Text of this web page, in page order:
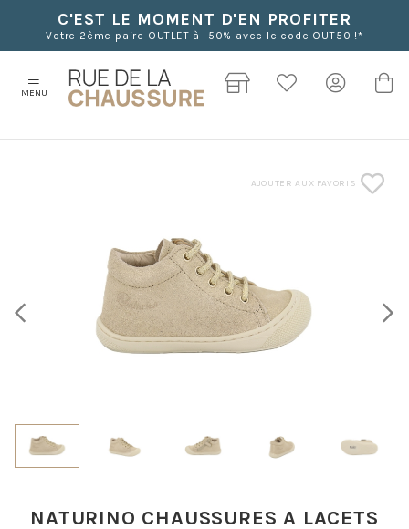
C'EST LE MOMENT D'EN PROFITER
Votre 2ème paire OUTLET à -50% avec le code OUT50 !*
MENU
AJOUTER AUX FAVORIS
NATURINO CHAUSSURES A LACETS